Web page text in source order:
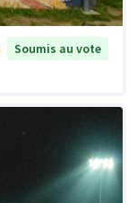
Soumis au vote